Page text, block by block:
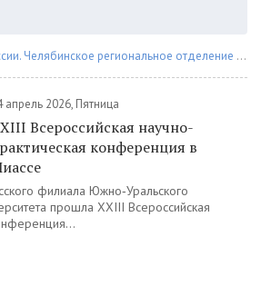
Челябинское региональное отделение
апрель 2026, Пятница
Всероссийская научно-
конференция в
филиала Южно‑Уральского
прошла XXIII Всероссийская